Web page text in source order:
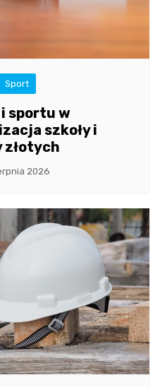
Sport
sportu w
szkoły i
złotych
2026